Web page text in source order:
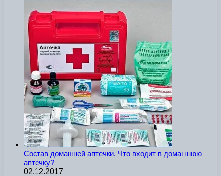
Состав домашней аптечки. Что входит в домашнюю
аптечку?
02.12.2017